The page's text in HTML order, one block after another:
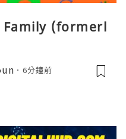
Family (formerl
6分鐘前